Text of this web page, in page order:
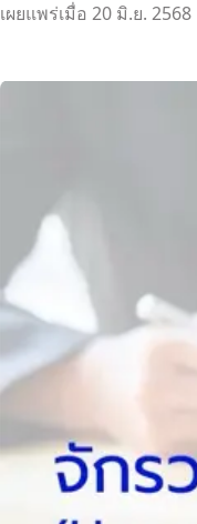
เผยแพร่เมื่อ 20 มิ.ย. 2568